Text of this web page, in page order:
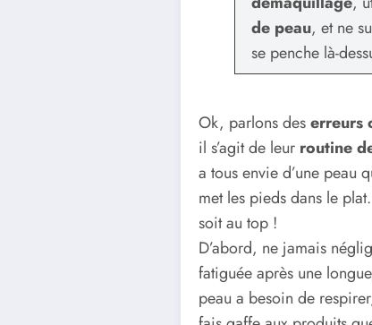
de peau, et ne
se penche là-
Ok, parlons deserreurs
il s’agit de leur routine
a tous envie d’une peau
met les pieds dans le
soit au top !
D’abord, ne jamais
fatiguée après une
peau a besoin de